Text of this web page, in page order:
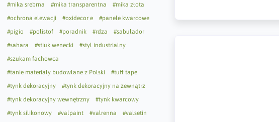
#mika srebrna
#mika transparentna
#mika złota
#ochrona elewacji
#oxidecor e
#panele kwarcowe
#pigio
#polistof #poradnik #rdza
#sabulador
#sahara
#stiuk wenecki
#styl industrialny
#szukam fachowca
#tanie materiały budowlane z Polski
#tuff tape
#tynk dekoracyjny
#tynk dekoracyjny na zewnątrz
#tynk dekoracyjny wewnętrzny
#tynk kwarcowy
#tynk silikonowy
#valpaint #valrenna
#valsetin